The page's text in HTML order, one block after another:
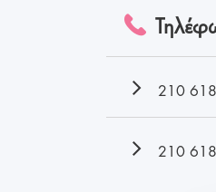
210
210